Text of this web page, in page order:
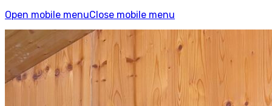
Open mobile menuClose mobile menu